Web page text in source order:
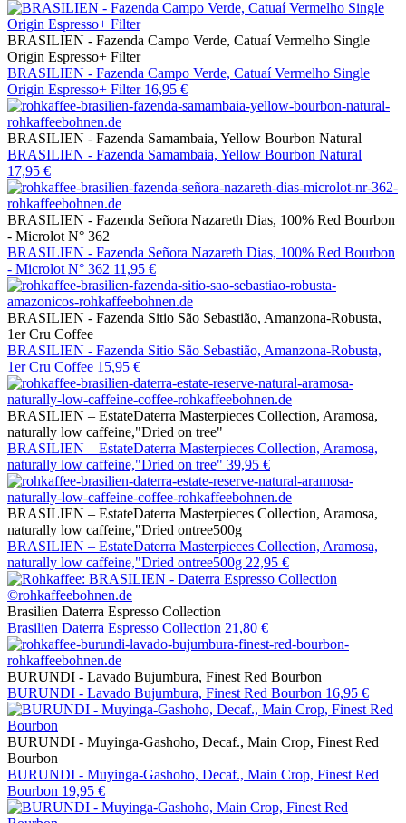
BRASILIEN - Fazenda Campo Verde, Catuaí Vermelho Single
Origin Espresso+ Filter
BRASILIEN - Fazenda Campo Verde, Catuaí Vermelho Single
Origin Espresso+ Filter 16,95 €
BRASILIEN - Fazenda Samambaia, Yellow Bourbon Natural
BRASILIEN - Fazenda Samambaia, Yellow Bourbon Natural
17,95 €
BRASILIEN - Fazenda Señora Nazareth Dias, 100% Red Bourbon
- Microlot N° 362
BRASILIEN - Fazenda Señora Nazareth Dias, 100% Red Bourbon
- Microlot N° 362 11,95 €
BRASILIEN - Fazenda Sitio São Sebastião, Amanzona-Robusta,
1er Cru Coffee
BRASILIEN - Fazenda Sitio São Sebastião, Amanzona-Robusta,
1er Cru Coffee 15,95 €
BRASILIEN – EstateDaterra Masterpieces Collection, Aramosa,
naturally low caffeine,"Dried on tree"
BRASILIEN – EstateDaterra Masterpieces Collection, Aramosa,
naturally low caffeine,"Dried on tree" 39,95 €
BRASILIEN – EstateDaterra Masterpieces Collection, Aramosa,
naturally low caffeine,"Dried ontree500g
BRASILIEN – EstateDaterra Masterpieces Collection, Aramosa,
naturally low caffeine,"Dried ontree500g 22,95 €
Brasilien Daterra Espresso Collection
Brasilien Daterra Espresso Collection 21,80 €
BURUNDI - Lavado Bujumbura, Finest Red Bourbon
BURUNDI - Lavado Bujumbura, Finest Red Bourbon 16,95 €
BURUNDI - Muyinga-Gashoho, Decaf., Main Crop, Finest Red
Bourbon
BURUNDI - Muyinga-Gashoho, Decaf., Main Crop, Finest Red
Bourbon 19,95 €